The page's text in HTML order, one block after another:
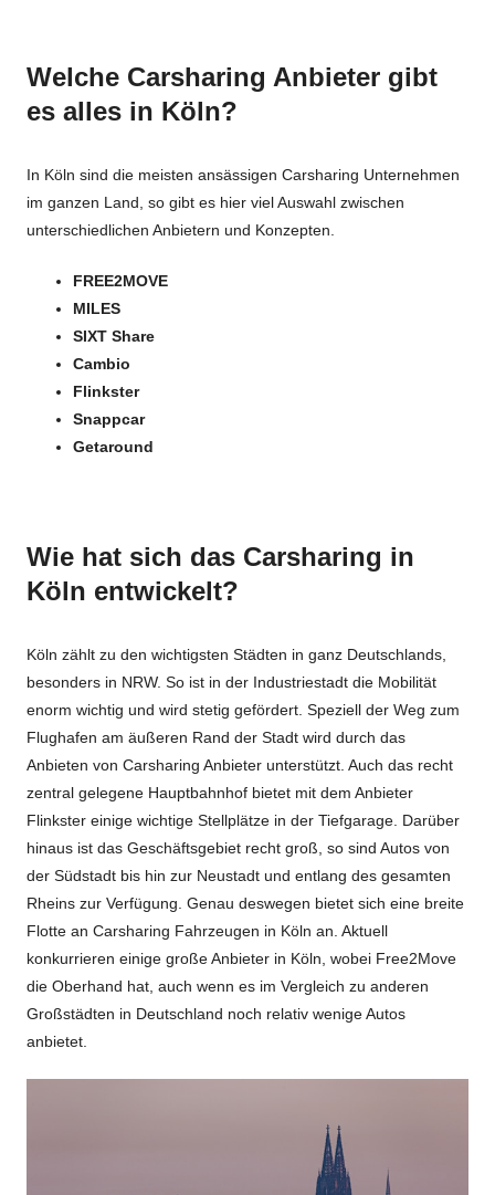
Welche Carsharing Anbieter gibt
es alles in Köln?
In Köln sind die meisten ansässigen Carsharing Unternehmen
im ganzen Land, so gibt es hier viel Auswahl zwischen
unterschiedlichen Anbietern und Konzepten.
FREE2MOVE
MILES
SIXT Share
Cambio
Flinkster
Snappcar
Getaround
Wie hat sich das Carsharing in
Köln entwickelt?
Köln zählt zu den wichtigsten Städten in ganz Deutschlands,
besonders in NRW. So ist in der Industriestadt die Mobilität
enorm wichtig und wird stetig gefördert. Speziell der Weg zum
Flughafen am äußeren Rand der Stadt wird durch das
Anbieten von Carsharing Anbieter unterstützt. Auch das recht
zentral gelegene Hauptbahnhof bietet mit dem Anbieter
Flinkster einige wichtige Stellplätze in der Tiefgarage. Darüber
hinaus ist das Geschäftsgebiet recht groß, so sind Autos von
der Südstadt bis hin zur Neustadt und entlang des gesamten
Rheins zur Verfügung. Genau deswegen bietet sich eine breite
Flotte an Carsharing Fahrzeugen in Köln an. Aktuell
konkurrieren einige große Anbieter in Köln, wobei Free2Move
die Oberhand hat, auch wenn es im Vergleich zu anderen
Großstädten in Deutschland noch relativ wenige Autos
anbietet.